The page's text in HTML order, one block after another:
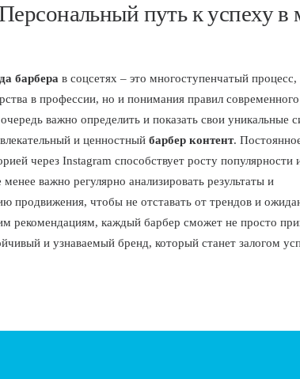
путь к успеху в
барбера в соцсетях – это многоступенчатый
в профессии, но и понимания правил
важно определить и показать свои уникальные
и ценностный барбер контент.
через Instagram способствует росту популярности
важно регулярно анализировать результаты и
продвижения, чтобы не отставать от трендов и
рекомендациям, каждый барбер сможет не просто
и узнаваемый бренд, который станет залогом